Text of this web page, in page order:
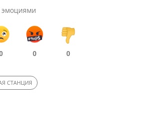
эмоциями
0 0
СТАНЦИЯ